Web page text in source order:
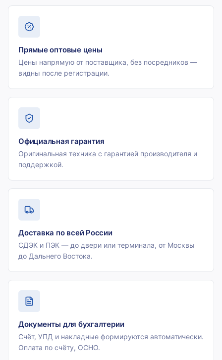
Прямые оптовые цены
Цены напрямую от поставщика, без посредников —
видны после регистрации.
Официальная гарантия
Оригинальная техника с гарантией производителя и
поддержкой.
Доставка по всей России
СДЭК и ПЭК — до двери или терминала, от Москвы
до Дальнего Востока.
Документы для бухгалтерии
Счёт, УПД и накладные формируются автоматически.
Оплата по счёту, ОСНО.